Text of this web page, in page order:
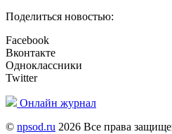
Поделиться новостью:
Facebook
Вконтакте
Одноклассники
Twitter
Онлайн журнал
© npsod.ru 2026 Все права